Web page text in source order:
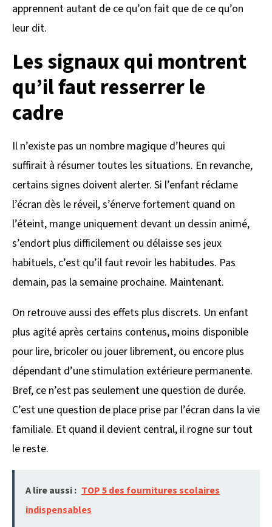
apprennent autant de ce qu’on fait que de ce qu’on
leur dit.
Les signaux qui montrent
qu’il faut resserrer le
cadre
Il n’existe pas un nombre magique d’heures qui
suffirait à résumer toutes les situations. En revanche,
certains signes doivent alerter. Si l’enfant réclame
l’écran dès le réveil, s’énerve fortement quand on
l’éteint, mange uniquement devant un dessin animé,
s’endort plus difficilement ou délaisse ses jeux
habituels, c’est qu’il faut revoir les habitudes. Pas
demain, pas la semaine prochaine. Maintenant.
On retrouve aussi des effets plus discrets. Un enfant
plus agité après certains contenus, moins disponible
pour lire, bricoler ou jouer librement, ou encore plus
dépendant d’une stimulation extérieure permanente.
Bref, ce n’est pas seulement une question de durée.
C’est une question de place prise par l’écran dans la vie
familiale. Et quand il devient central, il rogne sur tout
le reste.
A lire aussi : TOP 5 des fournitures scolaires
indispensables